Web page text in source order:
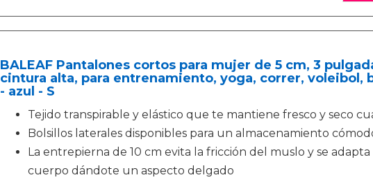
BALEAF Pantalones cortos para mujer de 5 cm, 3
cintura alta, para entrenamiento, yoga, correr, voleibol,
- azul - S
Tejido transpirable y elástico que te mantiene fresco y seco
Bolsillos laterales disponibles para un almacenamiento
La entrepierna de 10 cm evita la fricción del muslo y se
cuerpo dándote un aspecto delgado